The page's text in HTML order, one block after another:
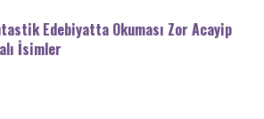
Edebiyatta Okuması Zor Acayip
İsimler